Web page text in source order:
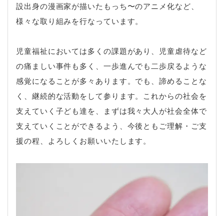
設出身の漫画家が描いたもっち〜のアニメ化など、
様々な取り組みを行なっています。
児童福祉においては多くの課題があり、児童虐待など
の痛ましい事件も多く、一歩進んでも二歩戻るような
感覚になることが多々あります。でも、諦めることな
く、継続的な活動をして参ります。これからの社会を
支えていく子ども達を、まずは我々大人が社会全体で
支えていくことができるよう、今後ともご理解・ご支
援の程、よろしくお願いいたします。